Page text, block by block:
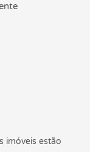
imóveis estão